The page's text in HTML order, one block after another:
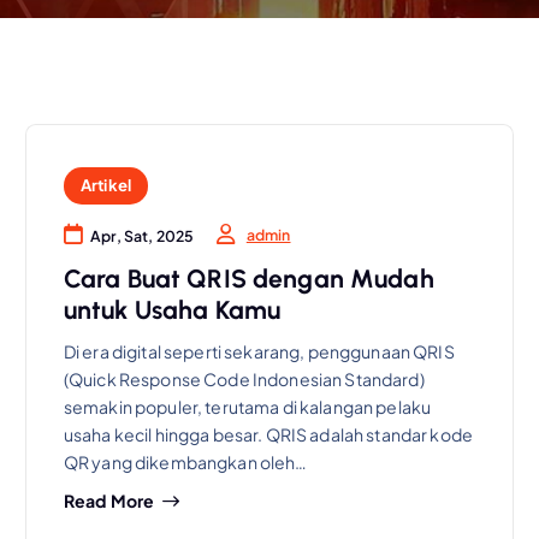
Artikel
Apr, Sat, 2025 admin
Cara Buat QRIS dengan Mudah
untuk Usaha Kamu
Di era digital seperti sekarang, penggunaan QRIS
(Quick Response Code Indonesian Standard)
semakin populer, terutama di kalangan pelaku
usaha kecil hingga besar. QRIS adalah standar kode
QR yang dikembangkan oleh…
Read More